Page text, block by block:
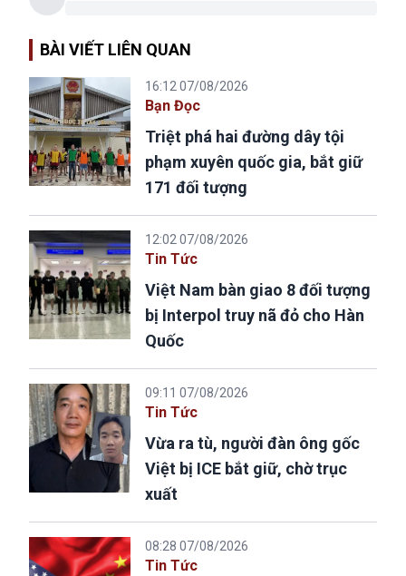
BÀI VIẾT LIÊN QUAN
16:12 07/08/2026
Bạn Đọc
Triệt phá hai đường dây tội
phạm xuyên quốc gia, bắt giữ
171 đối tượng
12:02 07/08/2026
Tin Tức
Việt Nam bàn giao 8 đối tượng
bị Interpol truy nã đỏ cho Hàn
Quốc
09:11 07/08/2026
Tin Tức
Vừa ra tù, người đàn ông gốc
Việt bị ICE bắt giữ, chờ trục
xuất
08:28 07/08/2026
Tin Tức